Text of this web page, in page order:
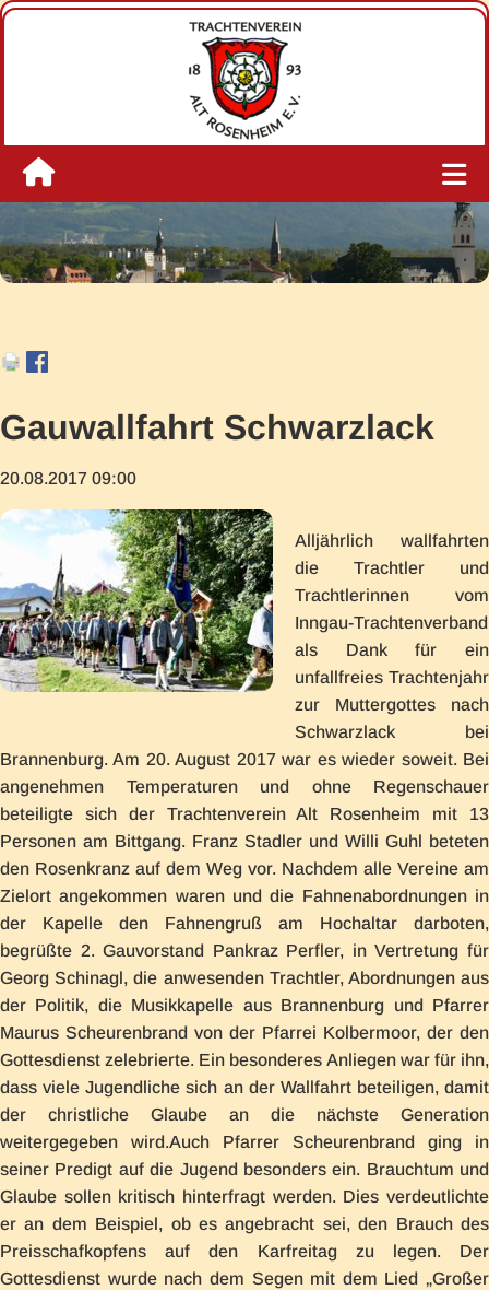
Gauwallfahrt Schwarzlack
20.08.2017 09:00
Alljährlich wallfahrten
die Trachtler und
Trachtlerinnen vom
Inngau-Trachtenverband
als Dank für ein
unfallfreies Trachtenjahr
zur Muttergottes nach
Schwarzlack bei
Brannenburg. Am 20. August 2017 war es wieder soweit. Bei
angenehmen Temperaturen und ohne Regenschauer
beteiligte sich der Trachtenverein Alt Rosenheim mit 13
Personen am Bittgang. Franz Stadler und Willi Guhl beteten
den Rosenkranz auf dem Weg vor. Nachdem alle Vereine am
Zielort angekommen waren und die Fahnenabordnungen in
der Kapelle den Fahnengruß am Hochaltar darboten,
begrüßte 2. Gauvorstand Pankraz Perfler, in Vertretung für
Georg Schinagl, die anwesenden Trachtler, Abordnungen aus
der Politik, die Musikkapelle aus Brannenburg und Pfarrer
Maurus Scheurenbrand von der Pfarrei Kolbermoor, der den
Gottesdienst zelebrierte. Ein besonderes Anliegen war für ihn,
dass viele Jugendliche sich an der Wallfahrt beteiligen, damit
der christliche Glaube an die nächste Generation
weitergegeben wird.Auch Pfarrer Scheurenbrand ging in
seiner Predigt auf die Jugend besonders ein. Brauchtum und
Glaube sollen kritisch hinterfragt werden. Dies verdeutlichte
er an dem Beispiel, ob es angebracht sei, den Brauch des
Preisschafkopfens auf den Karfreitag zu legen. Der
Gottesdienst wurde nach dem Segen mit dem Lied „Großer